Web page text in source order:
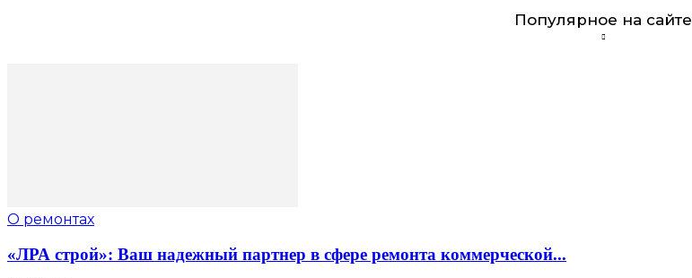
Популярное на сайте
О ремонтах
«ЛРА строй»: Ваш надежный партнер в сфере ремонта коммерческой...